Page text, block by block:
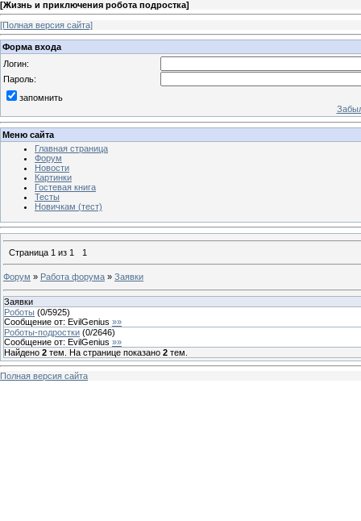
[Жизнь и приключения робота подростка]
[Полная версия сайта]
Форма входа
Логин:
Пароль:
запомнить
Меню сайта
Главная страница
Форум
Новости
Картинки
Гостевая книга
Тесты
Новичкам (тест)
Страница 1 из 1 1
Форум » Работа форума » Заявки
Заявки
Роботы (0/5925)
Сообщение от: EvilGenius »»
Роботы-подростки (0/2646)
Сообщение от: EvilGenius »»
Найдено 2 тем. На странице показано 2 тем.
Полная версия сайта